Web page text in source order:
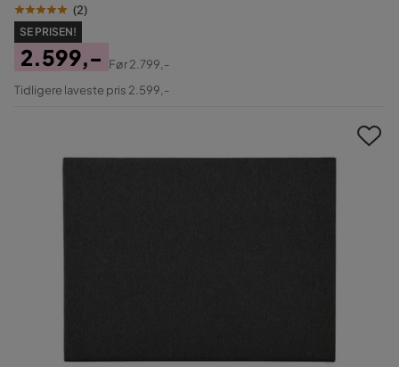
(2)
SE PRISEN!
Pris
2.599,-
Original
Før2.799,-
Tidligere laveste pris 2.599,-